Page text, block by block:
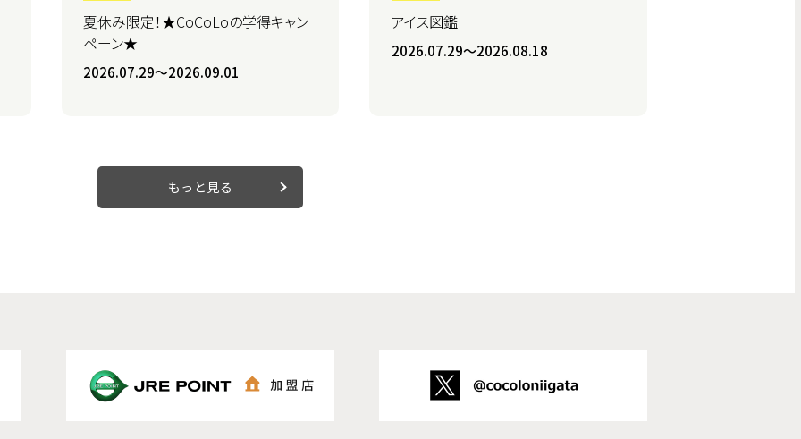
夏休み限定！★CoCoLoの学得キャン
ペーン★
2026.07.29〜2026.09.01
アイス図鑑
2026.07.29〜2026.08.18
もっと見る